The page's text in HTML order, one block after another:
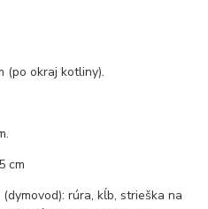
(po okraj kotliny).
cm
rúra, kĺb, strieška na